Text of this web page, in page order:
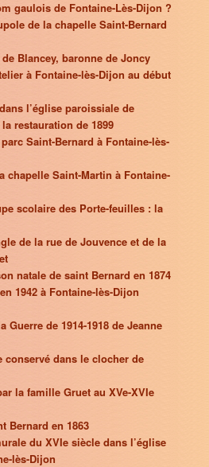
gaulois de Fontaine-Lès-Dijon ?
de la chapelle Saint-Bernard
Blancey, baronne de Joncy
à Fontaine-lès-Dijon au début
l’église paroissiale de
restauration de 1899
Saint-Bernard à Fontaine-lès-
chapelle Saint-Martin à Fontaine-
scolaire des Porte-feuilles : la
de la rue de Jouvence et de la
natale de saint Bernard en 1874
1942 à Fontaine-lès-Dijon
Guerre de 1914-1918 de Jeanne
conservé dans le clocher de
la famille Gruet au XVe-XVIe
Bernard en 1863
du XVIe siècle dans l’église
lès-Dijon